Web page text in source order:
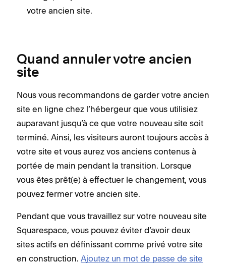
votre ancien site.
Quand annuler votre ancien
site
Nous vous recommandons de garder votre ancien
site en ligne chez l’hébergeur que vous utilisiez
auparavant jusqu’à ce que votre nouveau site soit
terminé. Ainsi, les visiteurs auront toujours accès à
votre site et vous aurez vos anciens contenus à
portée de main pendant la transition. Lorsque
vous êtes prêt(e) à effectuer le changement, vous
pouvez fermer votre ancien site.
Pendant que vous travaillez sur votre nouveau site
Squarespace, vous pouvez éviter d’avoir deux
sites actifs en définissant comme privé votre site
en construction. Ajoutez un mot de passe de site